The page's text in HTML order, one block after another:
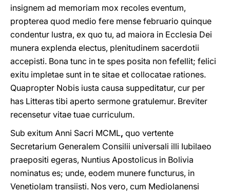
insignem ad memoriam mox recoles eventum,
propterea quod medio fere mense februario quinque
condentur lustra, ex quo tu, ad maiora in Ecclesia Dei
munera explenda electus, plenitudinem sacerdotii
accepisti. Bona tunc in te spes posita non fefellit; felici
exitu impletae sunt in te sitae et collocatae rationes.
Quapropter Nobis iusta causa suppeditatur, cur per
has Litteras tibi aperto sermone gratulemur. Breviter
recensetur vitae tuae curriculum.
Sub exitum Anni Sacri MCML, quo vertente
Secretarium Generalem Consilii universali illi Iubilaeo
praepositi egeras, Nuntius Apostolicus in Bolivia
nominatus es; unde, eodem munere functurus, in
Venetiolam transiisti. Nos vero, cum Mediolanensi